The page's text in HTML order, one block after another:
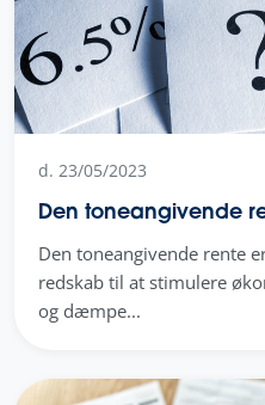
d. 23/05/2023
Den toneangivende
Den toneangivende rente
redskab til at stimulere
og dæmpe...